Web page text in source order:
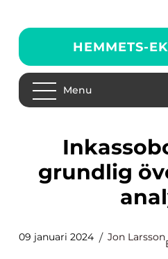
HEMMETS-
Menu
Inkassobolag: En
grundlig
09 januari 2024 Jon Larsson